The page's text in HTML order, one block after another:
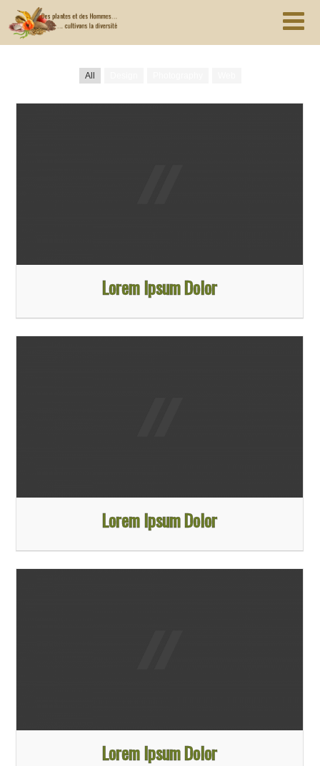
All
Lorem Ipsum Dolor
Lorem Ipsum Dolor
Lorem Ipsum Dolor